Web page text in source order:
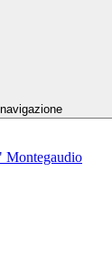
navigazione
Montegaudio